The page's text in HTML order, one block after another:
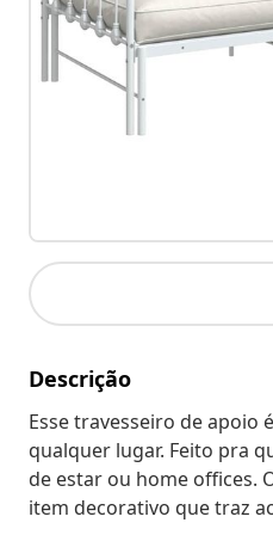
Descrição
Esse travesseiro de apoio
qualquer lugar. Feito pra
de estar ou home offices.
item decorativo que traz